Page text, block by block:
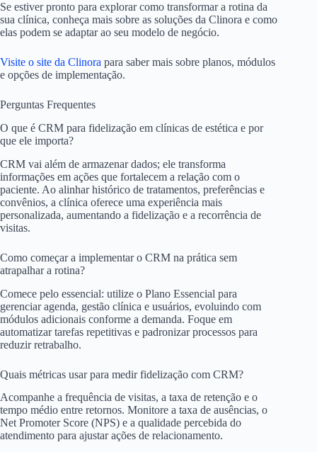
Se estiver pronto para explorar como transformar a rotina da
sua clínica, conheça mais sobre as soluções da Clinora e como
elas podem se adaptar ao seu modelo de negócio.
Visite o site da Clinora para saber mais sobre planos, módulos
e opções de implementação.
Perguntas Frequentes
O que é CRM para fidelização em clínicas de estética e por
que ele importa?
CRM vai além de armazenar dados; ele transforma
informações em ações que fortalecem a relação com o
paciente. Ao alinhar histórico de tratamentos, preferências e
convênios, a clínica oferece uma experiência mais
personalizada, aumentando a fidelização e a recorrência de
visitas.
Como começar a implementar o CRM na prática sem
atrapalhar a rotina?
Comece pelo essencial: utilize o Plano Essencial para
gerenciar agenda, gestão clínica e usuários, evoluindo com
módulos adicionais conforme a demanda. Foque em
automatizar tarefas repetitivas e padronizar processos para
reduzir retrabalho.
Quais métricas usar para medir fidelização com CRM?
Acompanhe a frequência de visitas, a taxa de retenção e o
tempo médio entre retornos. Monitore a taxa de ausências, o
Net Promoter Score (NPS) e a qualidade percebida do
atendimento para ajustar ações de relacionamento.